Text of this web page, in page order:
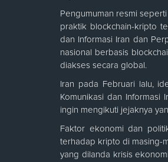
Pengumuman resmi
praktik blockchain-kripto
dan Informasi Iran dan
nasional berbasis
diakses secara global.
Iran pada Februari lalu,
Komunikasi dan Informasi
ingin mengikuti jejaknya
Faktor ekonomi dan
terhadap kripto di masing-
yang dilanda krisis